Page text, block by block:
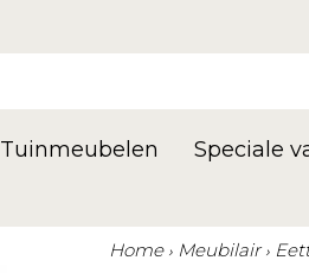
Tuinmeubelen Speciale
Home Meubilair